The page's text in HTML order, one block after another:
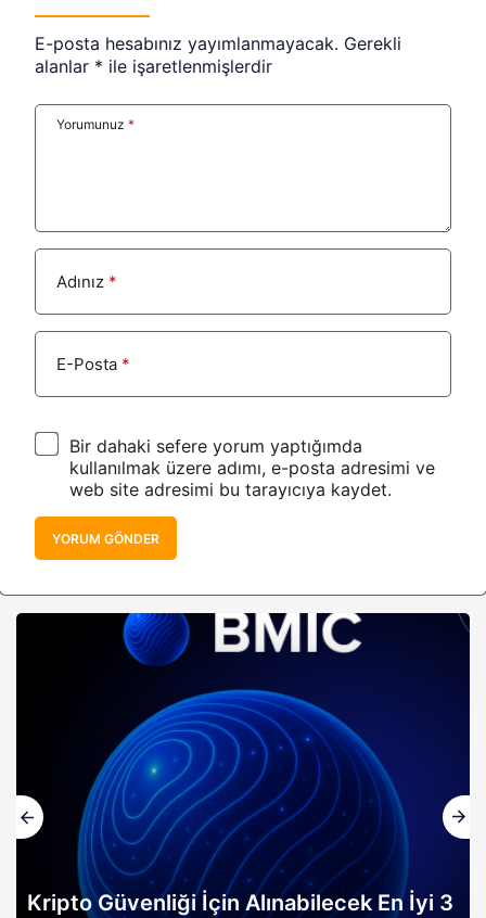
E-posta hesabınız yayımlanmayacak. Gerekli
alanlar * ile işaretlenmişlerdir
Yorumunuz *
Adınız *
E-Posta *
Bir dahaki sefere yorum yaptığımda
kullanılmak üzere adımı, e-posta adresimi ve
web site adresimi bu tarayıcıya kaydet.
YORUM GÖNDER
Kripto Güvenliği İçin Alınabilecek En İyi 3